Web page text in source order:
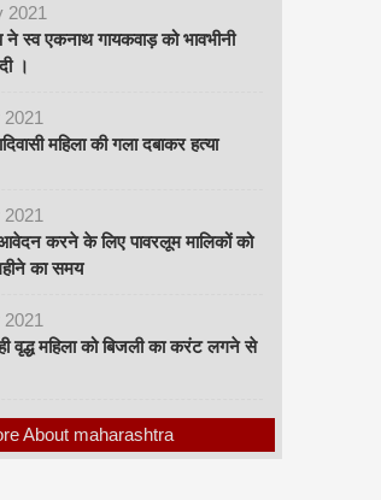
2021
ने स्व एकनाथ गायकवाड़ को भावभीनी
।
2021
महिला की गला दबाकर हत्या
2021
करने के लिए पावरलूम मालिकों को
का समय
2021
वृद्ध महिला को बिजली का करंट लगने से
About maharashtra